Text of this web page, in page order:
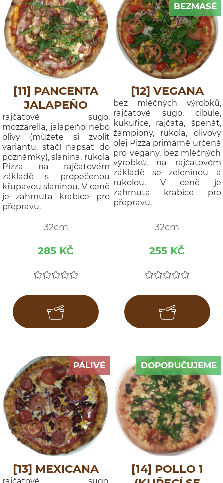
[11] PANCENTA
JALAPEŇO
rajčatové sugo,
mozzarella, jalapeňo nebo
olivy (můžete si zvolit
variantu, stačí napsat do
poznámky), slanina, rukola
Pizza na rajčatovém
základě s propečenou
křupavou slaninou. V ceně
je zahrnuta krabice pro
přepravu.
32cm
285 KČ
BEZMASÉ
[12] VEGANA
bez mléčných výrobků,
rajčatové sugo, cibule,
kukuřice, rajčata, špenát,
žampiony, rukola, olivový
olej Pizza primárně určená
pro vegany, bez mléčných
výrobků, na rajčatovém
základě se zeleninou a
rukolou. V ceně je
zahrnuta krabice pro
přepravu.
32cm
255 KČ
PÁLIVÉ
[13] MEXICANA
rajčatové sugo,
DOPORUČUJEME
[14] POLLO 1